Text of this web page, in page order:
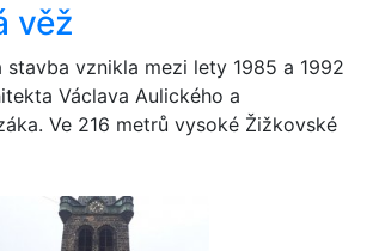
věž
stavba vznikla mezi lety 1985 a 1992
Václava Aulického a
Ve 216 metrů vysoké Žižkovské